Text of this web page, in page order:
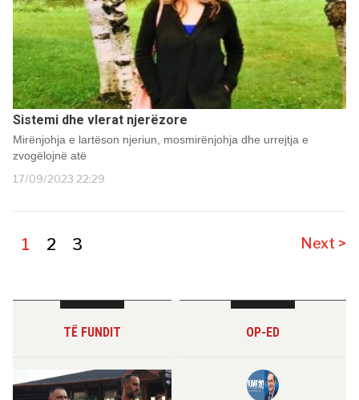
Sistemi dhe vlerat njerëzore
Mirënjohja e lartëson njeriun, mosmirënjohja dhe urrejtja e
zvogëlojnë atë
17/09/2023 22:29
1 2 3 Next >
TË FUNDIT OP-ED